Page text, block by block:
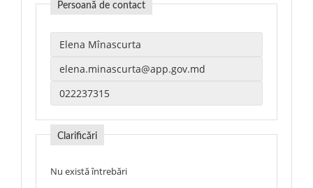
Persoană de contact
Clarificări
Nu există întrebări